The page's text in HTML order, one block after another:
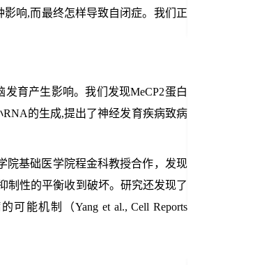
响,而最终怎样导致自闭症。我们正
发育产生影响。我们发现MeCP2蛋白
的生成,提出了神经发育疾病致病
院基础医学院程金科教授合作，发现
制性的平衡收到破坏。研究还发现了
可能机制 （Yang et al., Cell Reports